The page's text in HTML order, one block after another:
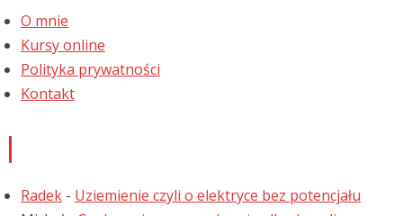
O mnie
Kursy online
Polityka prywatności
Kontakt
Radek - Uziemienie czyli o elektryce bez potencjału